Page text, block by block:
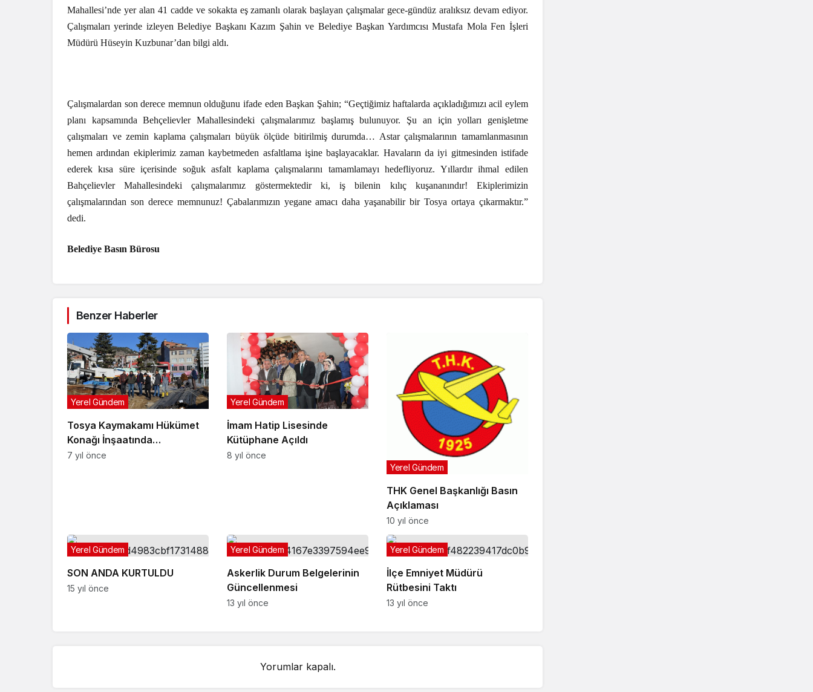
Mahallesi’nde yer alan 41 cadde ve sokakta eş zamanlı olarak başlayan çalışmalar gece-gündüz aralıksız devam ediyor.
Çalışmaları yerinde izleyen Belediye Başkanı Kazım Şahin ve Belediye Başkan Yardımcısı Mustafa Mola Fen İşleri
Müdürü Hüseyin Kuzbunar’dan bilgi aldı.
Çalışmalardan son derece memnun olduğunu ifade eden Başkan Şahin; “Geçtiğimiz haftalarda açıkladığımızı acil eylem
planı kapsamında Behçelievler Mahallesindeki çalışmalarımız başlamış bulunuyor. Şu an için yolları genişletme
çalışmaları ve zemin kaplama çalışmaları büyük ölçüde bitirilmiş durumda… Astar çalışmalarının tamamlanmasının
hemen ardından ekiplerimiz zaman kaybetmeden asfaltlama işine başlayacaklar. Havaların da iyi gitmesinden istifade
ederek kısa süre içerisinde soğuk asfalt kaplama çalışmalarını tamamlamayı hedefliyoruz. Yıllardır ihmal edilen
Bahçelievler Mahallesindeki çalışmalarımız göstermektedir ki, iş bilenin kılıç kuşananındır! Ekiplerimizin
çalışmalarından son derece memnunuz! Çabalarımızın yegane amacı daha yaşanabilir bir Tosya ortaya çıkarmaktır.”
dedi.
Belediye Basın Bürosu
Benzer Haberler
Tosya Kaymakamı Hükümet
Konağı İnşaatında
İncelemelerde Bulundu
Yerel Gündem
7 yıl önce
İmam Hatip Lisesinde
Kütüphane Açıldı
Yerel Gündem
8 yıl önce
THK Genel Başkanlığı Basın
Açıklaması
Yerel Gündem
10 yıl önce
SON ANDA KURTULDU
Yerel Gündem
15 yıl önce
Askerlik Durum Belgelerinin
Güncellenmesi
Yerel Gündem
13 yıl önce
İlçe Emniyet Müdürü
Rütbesini Taktı
Yerel Gündem
13 yıl önce
Yorumlar kapalı.